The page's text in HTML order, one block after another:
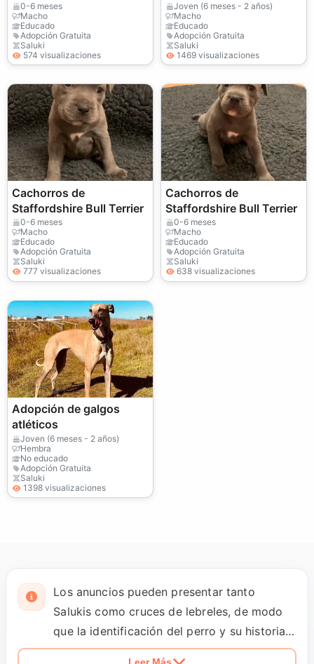
0-6 meses
Macho
Educado
Adopción Gratuita
Saluki
574 visualizaciones
Joven (6 meses - 2 años)
Macho
Educado
Adopción Gratuita
Saluki
1469 visualizaciones
Cachorros de
Staffordshire Bull Terrier
0-6 meses
Macho
Educado
Adopción Gratuita
Saluki
777 visualizaciones
Cachorros de
Staffordshire Bull Terrier
0-6 meses
Macho
Educado
Adopción Gratuita
Saluki
638 visualizaciones
Adopción de galgos
atléticos
Joven (6 meses - 2 años)
Hembra
No educado
Adopción Gratuita
Saluki
1398 visualizaciones
Los anuncios pueden presentar tanto
Salukis como cruces de lebreles, de modo
que la identificación del perro y su historia
deben quedar claras desde el principio.
Leer Más